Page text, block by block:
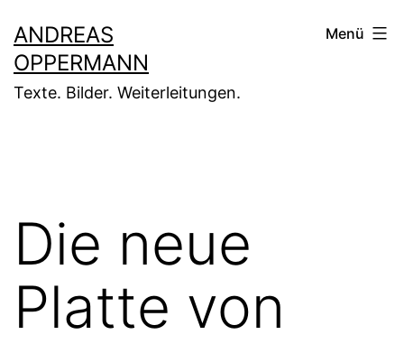
Inhalt
springen
ANDREAS
OPPERMANN
Texte. Bilder. Weiterleitungen.
Menü
Die neue
Platte von